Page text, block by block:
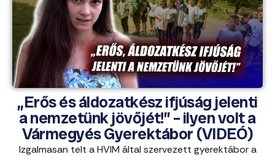
„Erős és áldozatkész ifjúság jelenti
a nemzetünk jövőjét!” – ilyen volt a
Vármegyés Gyerektábor (VIDEÓ)
Izgalmasan telt a HVIM által szervezett gyerektábor a